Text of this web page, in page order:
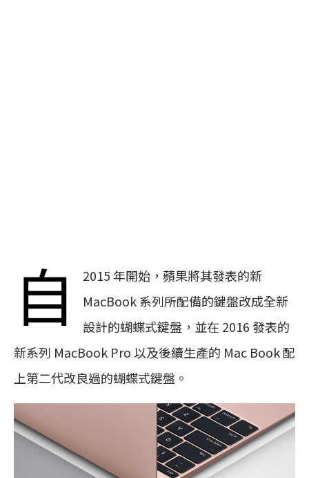
自
2015 年開始，蘋果將其發表的新
MacBook 系列所配備的鍵盤改成全新
設計的蝴蝶式鍵盤，並在 2016 發表的
新系列 MacBook Pro 以及後續生產的 Mac Book 配
上第二代改良過的蝴蝶式鍵盤。